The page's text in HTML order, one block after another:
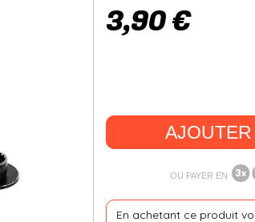
3,90 €
OU PAYER EN
En achetant ce produit